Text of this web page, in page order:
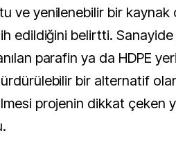
ve yenilenebilir bir kaynak
edildiğini belirtti. Sanayide
parafin ya da HDPE
bir alternatif
projenin dikkat çeken